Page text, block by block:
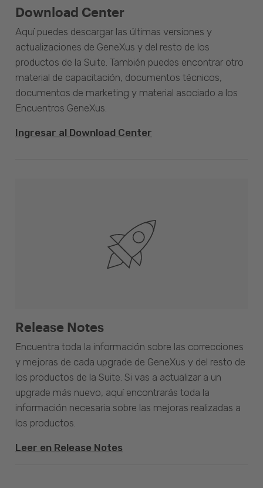
Download Center
Aquí puedes descargar las últimas versiones y
actualizaciones de GeneXus y del resto de los
productos de la Suite. También puedes encontrar otro
material de capacitación, documentos técnicos,
documentos de marketing y material asociado a los
Encuentros GeneXus.
Ingresar al Download Center
Release Notes
Encuentra toda la información sobre las correcciones
y mejoras de cada upgrade de GeneXus y del resto de
los productos de la Suite. Si vas a actualizar a un
upgrade más nuevo, aquí encontrarás toda la
información necesaria sobre las mejoras realizadas a
los productos.
Leer en Release Notes